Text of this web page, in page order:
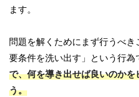
ます。
問題を解くためにまず行うべ
要条件を洗い出す」という行為
で、何を導き出せば良いのか
う。